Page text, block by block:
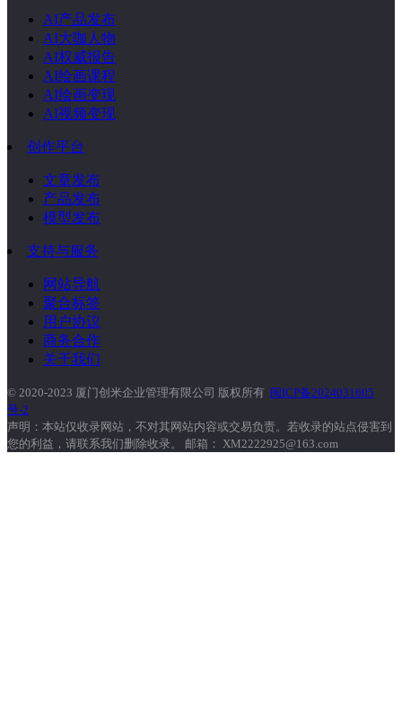
AI产品发布
AI大咖人物
AI权威报告
AI绘画课程
AI绘画变现
AI视频变现
创作平台
文章发布
产品发布
模型发布
支持与服务
网站导航
聚合标签
用户协议
商务合作
关于我们
© 2020-2023 厦门创米企业管理有限公司 版权所有 闽ICP备2024031605
号-2
声明：本站仅收录网站，不对其网站内容或交易负责。若收录的站点侵害到
您的利益，请联系我们删除收录。 邮箱： XM2222925@163.com